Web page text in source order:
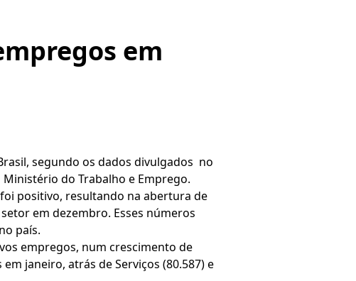
em
segundo os dados divulgados no
do Trabalho e Emprego.
positivo, resultando na abertura de
em dezembro. Esses números
país.
empregos, num crescimento de
janeiro, atrás de Serviços (80.587) e